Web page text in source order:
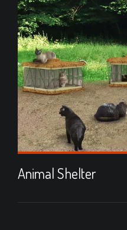
Animal Shelter